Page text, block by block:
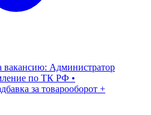
вакансию: Администратор
по ТК РФ •
за товарооборот +